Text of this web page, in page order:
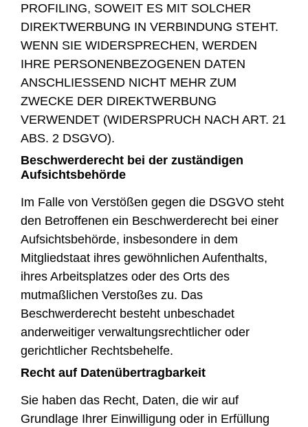
PROFILING, SOWEIT ES MIT SOLCHER
DIREKTWERBUNG IN VERBINDUNG STEHT.
WENN SIE WIDERSPRECHEN, WERDEN
IHRE PERSONENBEZOGENEN DATEN
ANSCHLIESSEND NICHT MEHR ZUM
ZWECKE DER DIREKTWERBUNG
VERWENDET (WIDERSPRUCH NACH ART. 21
ABS. 2 DSGVO).
Beschwerde­recht bei der zuständigen
Aufsichts­behörde
Im Falle von Verstößen gegen die DSGVO steht
den Betroffenen ein Beschwerderecht bei einer
Aufsichtsbehörde, insbesondere in dem
Mitgliedstaat ihres gewöhnlichen Aufenthalts,
ihres Arbeitsplatzes oder des Orts des
mutmaßlichen Verstoßes zu. Das
Beschwerderecht besteht unbeschadet
anderweitiger verwaltungsrechtlicher oder
gerichtlicher Rechtsbehelfe.
Recht auf Daten­übertrag­barkeit
Sie haben das Recht, Daten, die wir auf
Grundlage Ihrer Einwilligung oder in Erfüllung